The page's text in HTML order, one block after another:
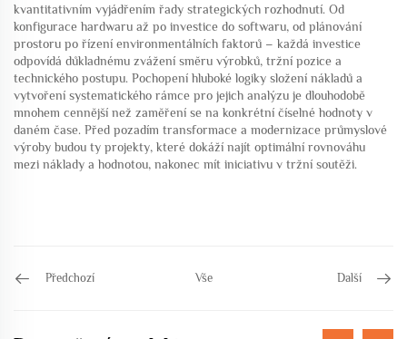
kvantitativním vyjádřením řady strategických rozhodnutí. Od
konfigurace hardwaru až po investice do softwaru, od plánování
prostoru po řízení environmentálních faktorů – každá investice
odpovídá důkladnému zvážení směru výrobků, tržní pozice a
technického postupu. Pochopení hluboké logiky složení nákladů a
vytvoření systematického rámce pro jejich analýzu je dlouhodobě
mnohem cennější než zaměření se na konkrétní číselné hodnoty v
daném čase. Před pozadím transformace a modernizace průmyslové
výroby budou ty projekty, které dokáží najít optimální rovnováhu
mezi náklady a hodnotou, nakonec mít iniciativu v tržní soutěži.
Předchozí Vše Další